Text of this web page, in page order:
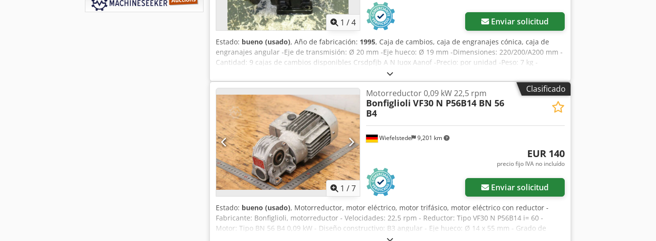
1 /4 Enviar solicitud
Estado: bueno (usado), Año de fabricación: 1995, Caja de cambios, caja de engranajes cónica, caja de
engranajes angular -Eje de transmisión: Ø 20 mm -Eje hueco: Ø 19 mm -Dimensiones: 220/200/A200 mm -
Cantidad: 9 cajas de cambios disponibles Crsdpfjb A N Iuox Aanof -Precio: por unidad -Peso: 7 kg -
Clasificado
1 /7
Wiefelstede 9,201 km
Motorreductor 0,09 kW 22,5 rpm
Bonfiglioli VF30 N P56B14 BN 56
B4
EUR 140
precio fijo IVA no incluído
Enviar solicitud
Estado: bueno (usado), Motorreductor, motor eléctrico, motor trifásico, motor eléctrico con reductor -
Fabricante: Bonfiglioli, motorreductor - Velocidades: 22,5 rpm - Reductor: Tipo VF30 N P56B14 i= 60 -
Motor: Tipo BN 56 B4 0,09 kW - Diseño constructivo: B3 angular - Eje hueco: Ø 14 x 55 mm - Grado de
protección: IP 55 - Cantidad: 3x motorreductores disponibles Cedpfx Aajxal Udenjrf - Precio: por unidad -